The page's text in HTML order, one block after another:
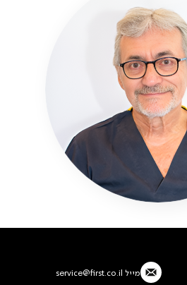
מייל service@first.co.il